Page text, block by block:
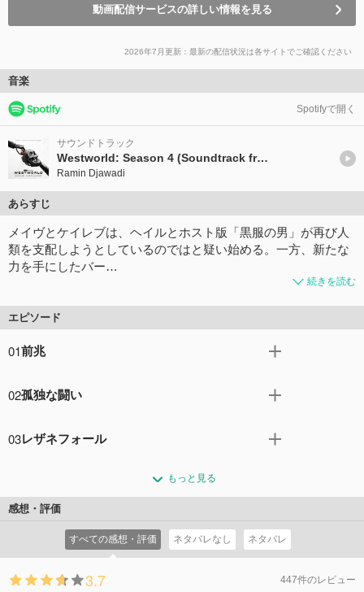
動画配信サービスの詳しい情報を見る
2026年7月更新：最新の配信状況は各サイトでご確認ください
音楽
Spotifyで開く
サウンドトラック
Westworld: Season 4 (Soundtrack from the HBO® Series)
Ramin Djawadi
あらすじ
メイヴとケイレブは、ヘイルとホスト版「黒服の男」が再び人
類を支配しようとしているのではと疑い始める。一方、新たな
力を手にしたバー…
続きを読む
エピソード
01前兆
め、ヒューゴの施設を買収しに来る。一方、ドロレスはク
なり、ケイレブは妻子と幸せに暮らしていた。
02孤独な闘い
現れたウィリアムがメイヴの居場所を尋ねるが、教えるの
メイヴとケイレブは上院議員の屋敷に到着し…。
コメント6件拍手0回
03レザネフォール
可能性を見せてもらう。数年後に目覚めた彼は、見守って
いたスタッブスと共に世界を救う旅に出る。未来を見てき
コメント4件拍手0回
もっと見る
感想・評価
すべての感想・評価 ネタバレなし ネタバレ
3.7 447件のレビュー